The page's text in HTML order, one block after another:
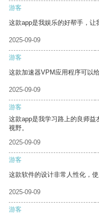
游客
这款app是我娱乐的好帮手，让
2025-09-09
游客
这款加速器VPM应用程序可以
2025-09-09
游客
这款app是我学习路上的良师
视野。
2025-09-09
游客
这款软件的设计非常人性化，使
2025-09-09
游客